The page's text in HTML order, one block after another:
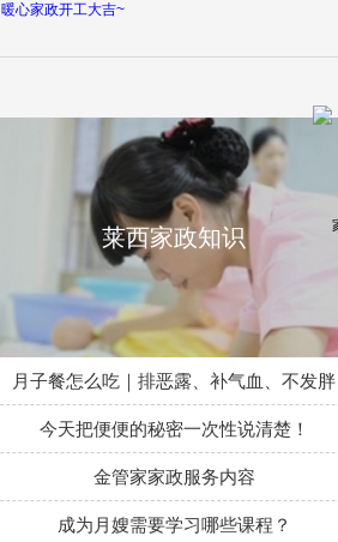
暖心家政开工大吉~
莱西家政知识
月子餐怎么吃｜排恶露、补气血、不发胖
今天把便便的秘密一次性说清楚！
金管家家政服务内容
成为月嫂需要学习哪些课程？